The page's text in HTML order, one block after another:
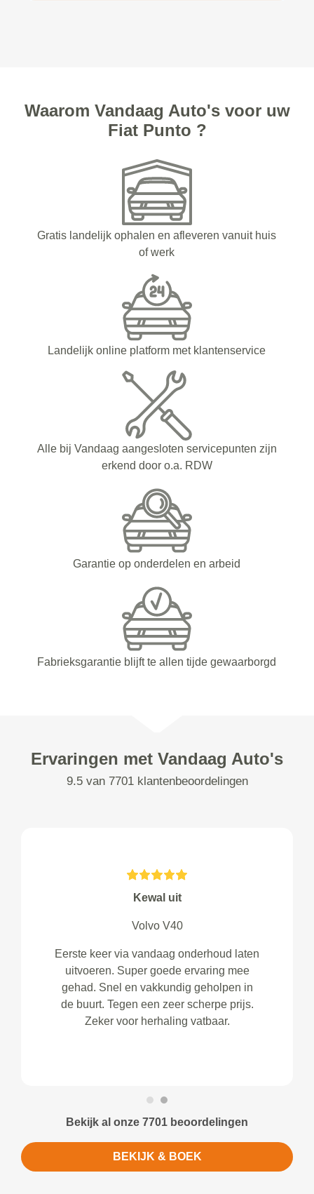
Waarom Vandaag Auto's voor uw
Fiat Punto ?
Gratis landelijk ophalen en afleveren vanuit huis
of werk
Landelijk online platform met klantenservice
Alle bij Vandaag aangesloten servicepunten zijn
erkend door o.a. RDW
Garantie op onderdelen en arbeid
Fabrieksgarantie blijft te allen tijde gewaarborgd
Ervaringen met Vandaag Auto's
9.5 van 7701 klantenbeoordelingen
Kewal uit
Volvo V40
Eerste keer via vandaag onderhoud laten
uitvoeren. Super goede ervaring mee
gehad. Snel en vakkundig geholpen in
de buurt. Tegen een zeer scherpe prijs.
Zeker voor herhaling vatbaar.
Bekijk al onze 7701 beoordelingen
BEKIJK & BOEK